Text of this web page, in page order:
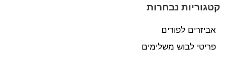
קטגוריות נבחרות
אביזרים לפורים
פריטי לבוש משלימים